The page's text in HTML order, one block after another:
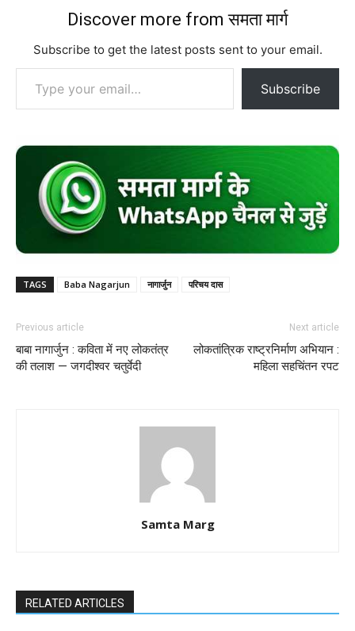
Discover more from समता मार्ग
Subscribe to get the latest posts sent to your email.
Type your email…
Subscribe
TAGS Baba Nagarjun नागार्जुन परिचय दास
Previous article
बाबा नागार्जुन : कविता में नए लोकतंत्र
की तलाश — जगदीश्वर चतुर्वेदी
Next article
लोकतांत्रिक राष्ट्रनिर्माण अभियान :
महिला सहचिंतन रपट
Samta Marg
RELATED ARTICLES